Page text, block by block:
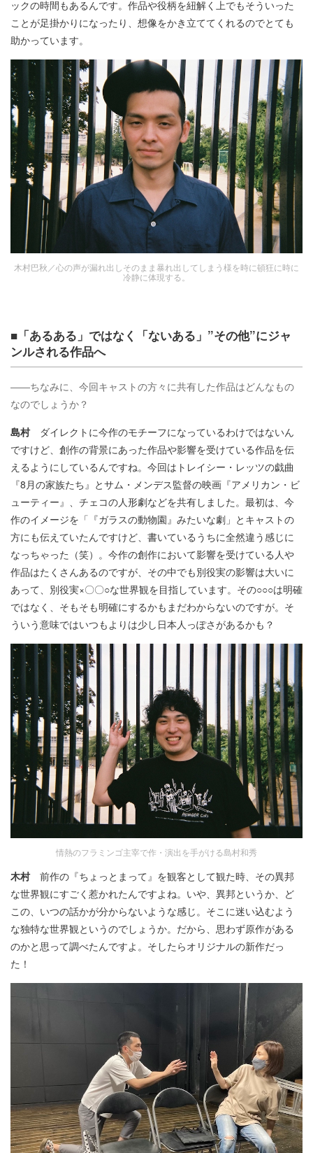
ックの時間もあるんです。作品や役柄を紐解く上でもそういった
ことが足掛かりになったり、想像をかき立ててくれるのでとても
助かっています。
木村巴秋／心の声が漏れ出しそのまま暴れ出してしまう様を時に頓狂に時に
冷静に体現する。
■「あるある」ではなく「ないある」”その他”にジャ
ンルされる作品へ
――ちなみに、今回キャストの方々に共有した作品はどんなもの
なのでしょうか？
島村ダイレクトに今作のモチーフになっているわけではないん
ですけど、創作の背景にあった作品や影響を受けている作品を伝
えるようにしているんですね。今回はトレイシー・レッツの戯曲
『8月の家族たち』とサム・メンデス監督の映画『アメリカン・ビ
ューティー』、チェコの人形劇などを共有しました。最初は、今
作のイメージを「『ガラスの動物園』みたいな劇」とキャストの
方にも伝えていたんですけど、書いているうちに全然違う感じに
なっちゃった（笑）。今作の創作において影響を受けている人や
作品はたくさんあるのですが、その中でも別役実の影響は大いに
あって、別役実×〇〇○な世界観を目指しています。その○○○は明確
ではなく、そもそも明確にするかもまだわからないのですが。そ
ういう意味ではいつもよりは少し日本人っぽさがあるかも？
情熱のフラミンゴ主宰で作・演出を手がける島村和秀
木村前作の『ちょっとまって』を観客として観た時、その異邦
な世界観にすごく惹かれたんですよね。いや、異邦というか、ど
この、いつの話かが分からないような感じ。そこに迷い込むよう
な独特な世界観というのでしょうか。だから、思わず原作がある
のかと思って調べたんですよ。そしたらオリジナルの新作だっ
た！